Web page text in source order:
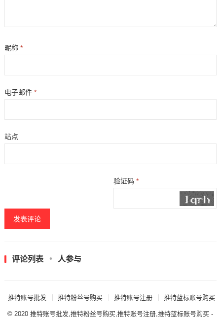
昵称 *
电子邮件 *
站点
验证码*
评论列表 人参与
推特账号批发 推特粉丝号购买 推特账号注册 推特蓝标账号购买
© 2020推特账号批发,推特粉丝号购买,推特账号注册,推特蓝标账号购买 -